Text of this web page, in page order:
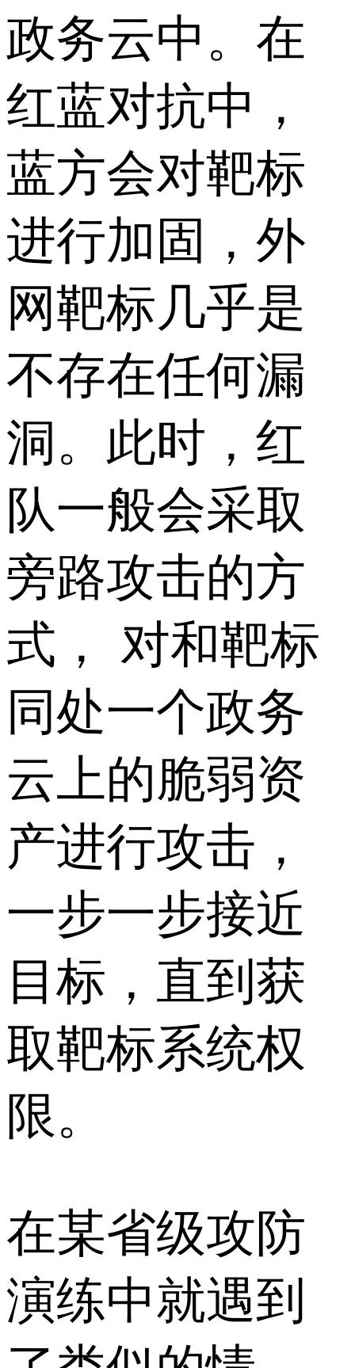
政务云中。在
红蓝对抗中，
蓝方会对靶标
进行加固，外
网靶标几乎是
不存在任何漏
洞。此时，红
队一般会采取
旁路攻击的方
式， 对和靶标
同处一个政务
云上的脆弱资
产进行攻击，
一步一步接近
目标，直到获
取靶标系统权
限。
在某省级攻防
演练中就遇到